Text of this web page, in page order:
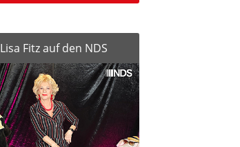
Lisa Fitz auf den NDS